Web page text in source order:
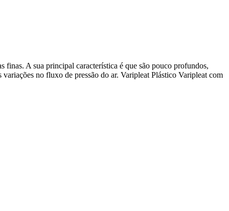
finas. A sua principal característica é que são pouco profundos,
no fluxo de pressão do ar. Varipleat Plástico Varipleat com